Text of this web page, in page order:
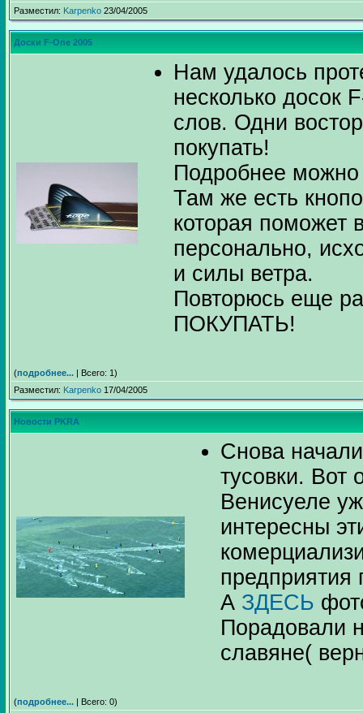
Разместил: Karpenko 23/04/2005
Доски F-One 2005
Нам удалось
несколько досок
слов. Одни
покупать!
Подробнее можно
Там же есть
которая поможет
персонально,
и силы ветра.
Повторюсь еще
ПОКУПАТЬ!
(подробнее... | Всего: 1)
Разместил: Karpenko 17/04/2005
Новости PKRA
Снова
тусовки. Вот
Венисуеле
интересны
А ЗДЕСЬ
Порадовали
славяне(
(подробнее... | Всего: 0)